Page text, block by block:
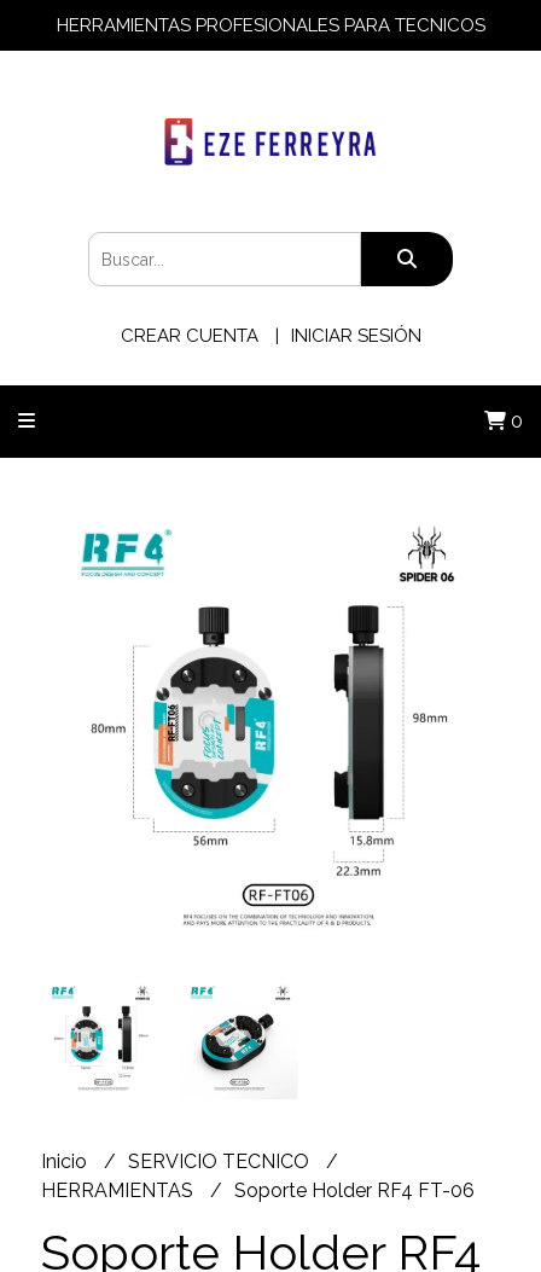
HERRAMIENTAS PROFESIONALES PARA TECNICOS
CREAR CUENTA INICIAR SESIÓN
0
Inicio
SERVICIO TECNICO
HERRAMIENTAS
Soporte Holder RF4 FT-06
Soporte Holder RF4